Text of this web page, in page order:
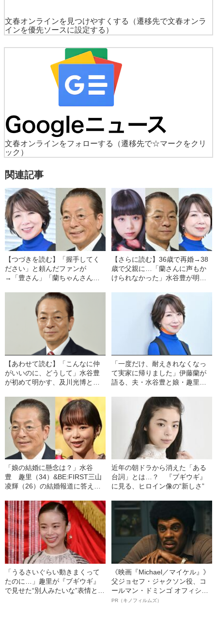
文春オンラインを見つけやすくする
（遷移先で文春オンラ
インを優先ソースに設定する）
文春オンラインをフォローする
（遷移先で☆マークをクリ
ック）
関連記事
【つづきを読む】「握手してく
ださい」と頼んだファンが
→「豊さん」「蘭ちゃんさん」
す、妻・伊藤蘭との結婚秘話
【さらに読む】36歳で再婚→38
歳で父親に…「蘭さんに声もか
けられなかった」水谷豊が明か
【あわせて読む】「こんなに仲
がいいのに、どうして」水谷豊
が初めて明かす、及川光博と
られざる舞台裏
「一度だけ、耐えきれなくなっ
て実家に帰りました」伊藤蘭が
語る、夫・水谷豊と娘・趣里と
「娘の結婚に懸念は？」水谷
豊 趣里（34）&BE:FIRST三山
凌輝（26）の結婚報道に答え
近年の朝ドラから消えた「ある
台詞」とは…？ 『ブギウギ』
に見る、ヒロイン像の“新しさ”
「うるさいぐらい動きまくって
たのに…」趣里が『ブギウギ』
で見せた“別人みたいな”表情と佇
《映画『Michael／マイケル』》
父ジョセフ・ジャクソン役、コ
ールマン・ドミンゴ オフィシャ
ルインタビュー“観客を魅了した
PR（キノフィルムズ）